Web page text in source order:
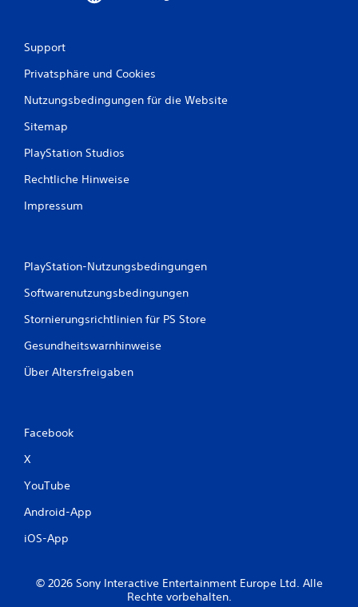
Support
Privatsphäre und Cookies
Nutzungsbedingungen für die Website
Sitemap
PlayStation Studios
Rechtliche Hinweise
Impressum
PlayStation-Nutzungsbedingungen
Softwarenutzungsbedingungen
Stornierungsrichtlinien für PS Store
Gesundheitswarnhinweise
Über Altersfreigaben
Facebook
X
YouTube
Android-App
iOS-App
© 2026 Sony Interactive Entertainment Europe Ltd. Alle
Rechte vorbehalten.